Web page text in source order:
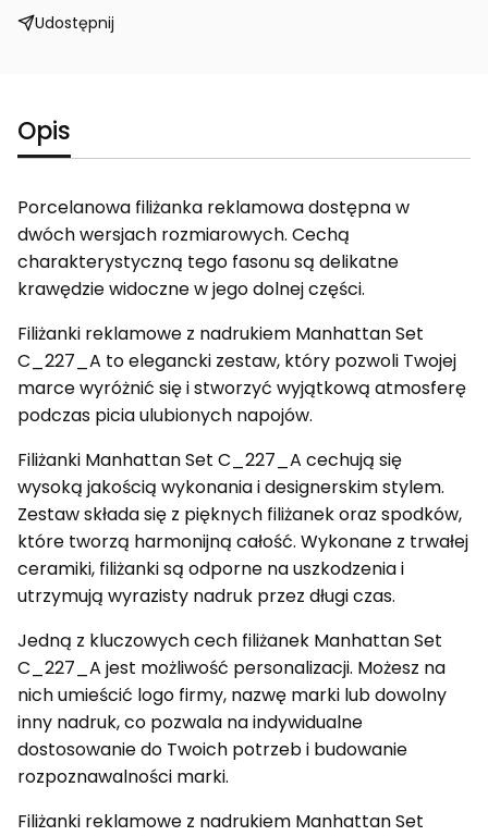
Udostępnij
Opis
Porcelanowa filiżanka reklamowa dostępna w
dwóch wersjach rozmiarowych. Cechą
charakterystyczną tego fasonu są delikatne
krawędzie widoczne w jego dolnej części.
Filiżanki reklamowe z nadrukiem Manhattan Set
C_227_A to elegancki zestaw, który pozwoli Twojej
marce wyróżnić się i stworzyć wyjątkową atmosferę
podczas picia ulubionych napojów.
Filiżanki Manhattan Set C_227_A cechują się
wysoką jakością wykonania i designerskim stylem.
Zestaw składa się z pięknych filiżanek oraz spodków,
które tworzą harmonijną całość. Wykonane z trwałej
ceramiki, filiżanki są odporne na uszkodzenia i
utrzymują wyrazisty nadruk przez długi czas.
Jedną z kluczowych cech filiżanek Manhattan Set
C_227_A jest możliwość personalizacji. Możesz na
nich umieścić logo firmy, nazwę marki lub dowolny
inny nadruk, co pozwala na indywidualne
dostosowanie do Twoich potrzeb i budowanie
rozpoznawalności marki.
Filiżanki reklamowe z nadrukiem Manhattan Set